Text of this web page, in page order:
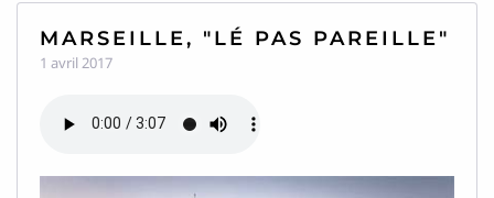
MARSEILLE, "LÉ PAS PAREILLE"
1 avril 2017